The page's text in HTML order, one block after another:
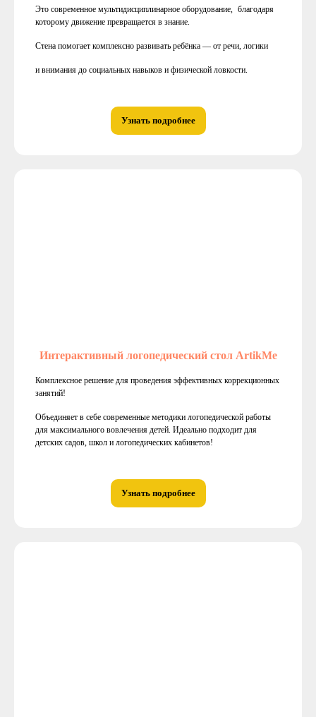
Это современное мультидисциплинарное оборудование, благодаря
которому движение превращается в знание.
Стена помогает комплексно развивать ребёнка — от речи, логики
и внимания до социальных навыков и физической ловкости.
Узнать подробнее
Интерактивный логопедический стол ArtikMe
Комплексное решение для проведения эффективных коррекционных
занятий!
Объединяет в себе современные методики логопедической работы
для максимального вовлечения детей. Идеально подходит для
детских садов, школ и логопедических кабинетов!
Узнать подробнее